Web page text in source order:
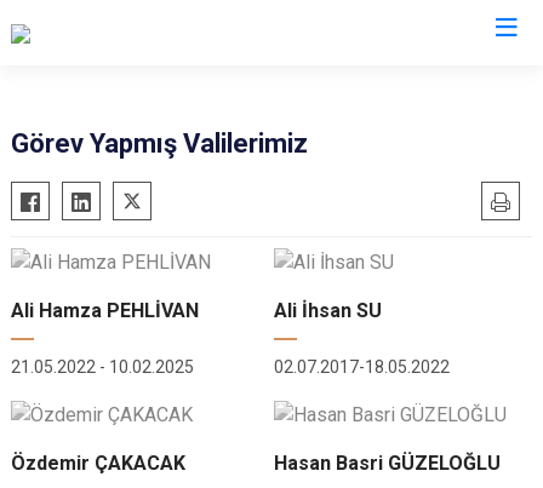
Görev Yapmış Valilerimiz
Ali Hamza PEHLİVAN
21.05.2022 - 10.02.2025
Ali İhsan SU
02.07.2017-18.05.2022
Özdemir ÇAKACAK Hasan Basri GÜZELOĞLU